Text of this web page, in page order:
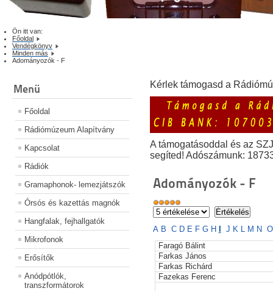
Ön itt van:
Főoldal
Vendégkönyv
Minden más
Adományozók - F
Menü
Főoldal
Rádiómúzeum Alapítvány
Kapcsolat
Rádiók
Gramaphonok- lemezjátszók
Órsós és kazettás magnók
Hangfalak, fejhallgatók
Mikrofonok
Erősítők
Anódpótlók,
transzformátorok
Kérlek támogasd a
A támogatásoddal és az
segíted! Adószámunk:
Adományozók - F
A B C D E F G H J K L M N O
Faragó Bálint
Farkas János
Farkas Richárd
Fazekas Ferenc